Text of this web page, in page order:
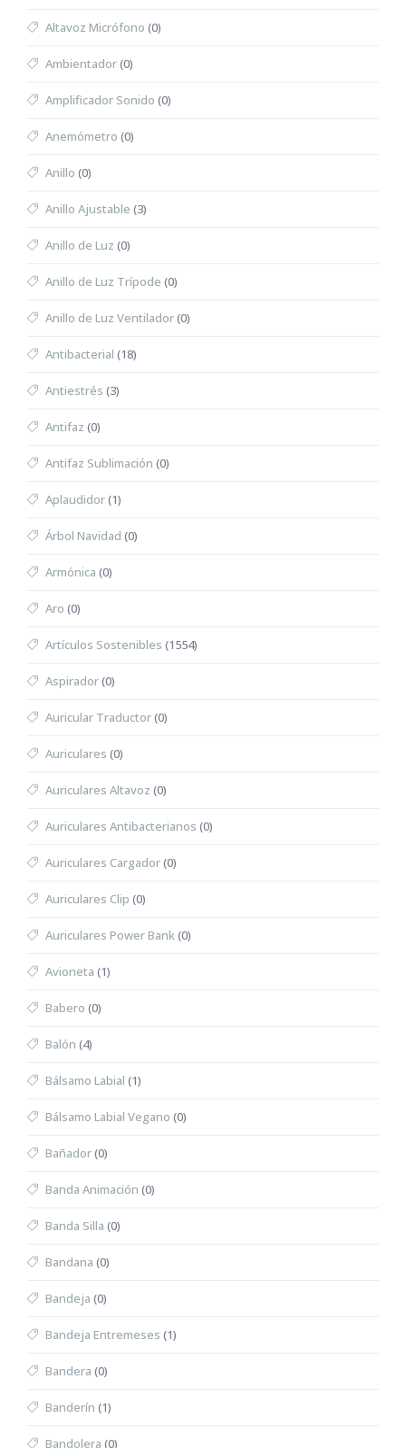
Altavoz Micrófono (0)
Ambientador(0)
Amplificador Sonido (0)
Anemómetro (0)
Anillo (0)
Anillo Ajustable (3)
Anillo de Luz (0)
Anillo de Luz Trípode (0)
Anillo de Luz Ventilador(0)
Antibacterial (18)
Antiestrés (3)
Antifaz (0)
Antifaz Sublimación (0)
Aplaudidor(1)
Árbol Navidad (0)
Armónica (0)
Aro (0)
Artículos Sostenibles (1554)
Aspirador(0)
Auricular Traductor(0)
Auriculares (0)
Auriculares Altavoz (0)
Auriculares Antibacterianos (0)
Auriculares Cargador(0)
Auriculares Clip (0)
Auriculares Power Bank(0)
Avioneta (1)
Babero (0)
Balón (4)
Bálsamo Labial (1)
Bálsamo Labial Vegano (0)
Bañador(0)
Banda Animación (0)
Banda Silla (0)
Bandana (0)
Bandeja (0)
Bandeja Entremeses (1)
Bandera (0)
Banderín (1)
Bandolera (0)